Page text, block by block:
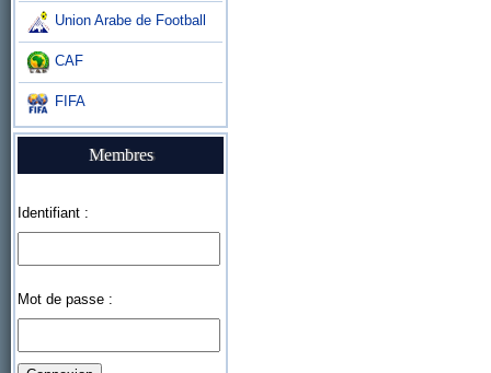
Union Arabe de Football
CAF
FIFA
Membres
Identifiant :
Mot de passe :